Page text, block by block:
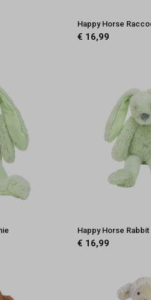
Happy Horse
€ 16,99
Happy Horse Rabbit
€ 16,99